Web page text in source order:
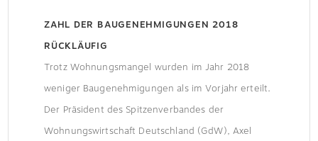
ZAHL DER BAUGENEHMIGUNGEN 2018
RÜCKLÄUFIG
Trotz Wohnungsmangel wurden im Jahr 2018
weniger Baugenehmigungen als im Vorjahr erteilt.
Der Präsident des Spitzenverbandes der
Wohnungswirtschaft Deutschland (GdW), Axel